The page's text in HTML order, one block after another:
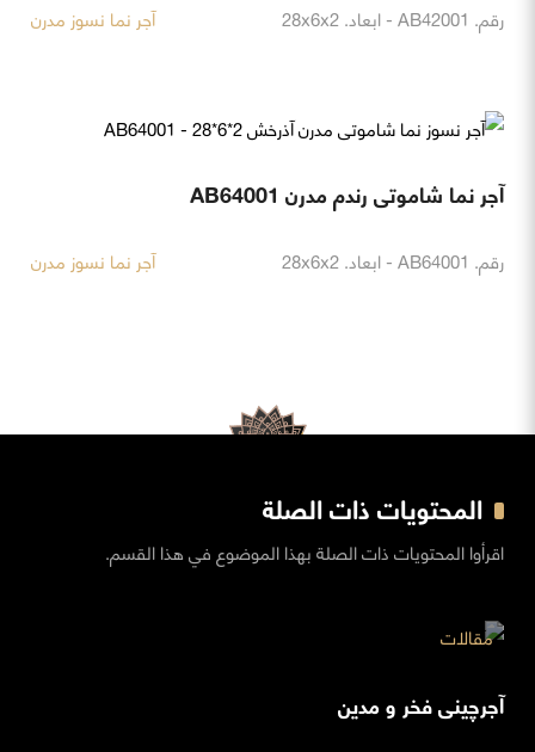
رقم. AB42001 - ابعاد. 28x6x2 آجر نما نسوز مدرن
آجر نما شاموتی رندم مدرن AB64001
رقم. AB64001 - ابعاد. 28x6x2 آجر نما نسوز مدرن
المحتويات ذات الصلة
اقرأوا المحتويات ذات الصلة بهذا الموضوع في هذا القسم.
آجرچینی فخر و مدین
مقالات